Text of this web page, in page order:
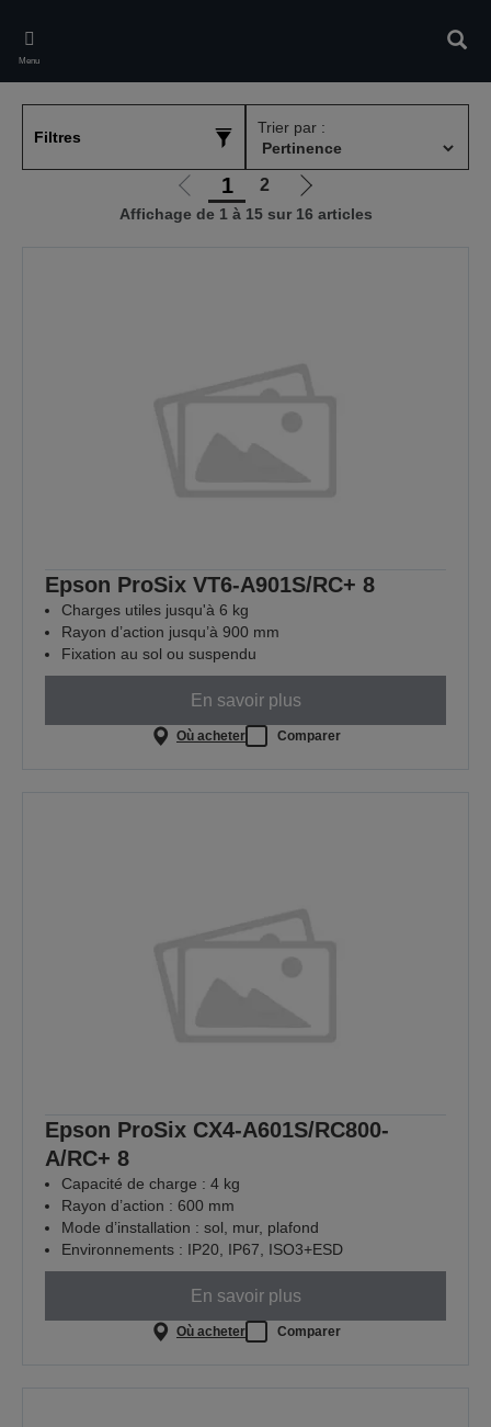
main
content
Menu
Filtres
Trier par :
Aller
à
1 2
Aller
à
Affichage de 1 à 15 sur 16 articles
Epson ProSix VT6-A901S/RC+ 8
Charges utiles jusqu'à 6 kg
Rayon d’action jusqu’à 900 mm
Fixation au sol ou suspendu
En savoir plus
Où acheter Comparer
Epson ProSix CX4-A601S/RC800-
A/RC+ 8
Capacité de charge : 4 kg
Rayon d’action : 600 mm
Mode d’installation : sol, mur, plafond
Environnements : IP20, IP67, ISO3+ESD
En savoir plus
Où acheter Comparer